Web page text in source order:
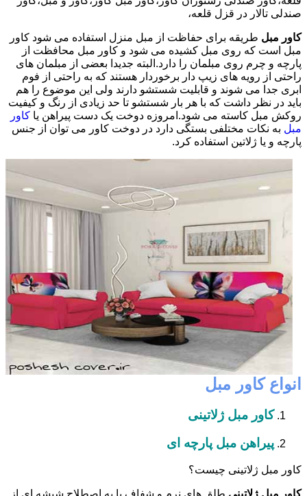
صندلی تالار در قزل قلعه،
کاور مبل طریقه برای حفاظت از مبل منزل استفاده می شود کاور
مبل است که روی مبل کشیده می شود و کاور مبل محافظت از
پارچه و چرم روی مبلمان را دارد.البته جدیدا بعضی از مبلمان های
راحتی از رویه های زیپ دار برخوردار هستند که به راحتی از فوم
ابری جدا می شوند و قابلیت شستشو دارند ولی این موضوع را هم
باید در نظر داشت که با هر بار شستشو تا حد زیادی از رنگ و کیفیت
روکش مبل کاسته می شود.امروزه دوخت یک دست پیراهن یا کاور
مبل به نکات مختلفی بستگی دارد در دوخت کاور می توان از جنس
پارچه و یا ژلاتین استفاده کرد.
انواع کاور مبل
کاور مبل ژلاتینی
پیراهن مبل پارچه ای
کاور مبل ژلاتینی چیست؟